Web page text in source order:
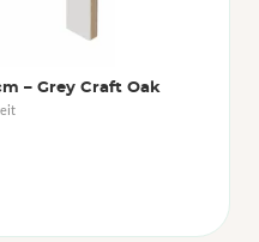
– Grey Craft Oak